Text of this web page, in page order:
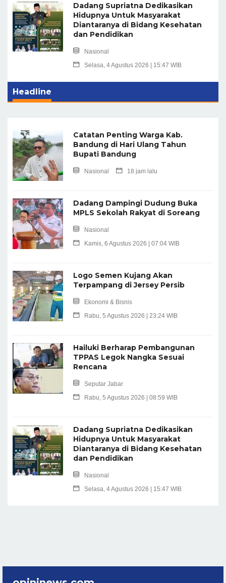
Dadang Supriatna Dedikasikan
Hidupnya Untuk Masyarakat
Diantaranya di Bidang Kesehatan
dan Pendidikan
Nasional
Selasa, 4 Agustus 2026 | 15:47 WIB
Headline
Catatan Penting Warga Kab.
Bandung di Hari Ulang Tahun
Bupati Bandung
Nasional 18 jam lalu
Dadang Dampingi Dudung Buka
MPLS Sekolah Rakyat di Soreang
Nasional
Kamis, 6 Agustus 2026 | 07:04 WIB
Logo Semen Kujang Akan
Terpampang di Jersey Persib
Ekonomi & Bisnis
Rabu, 5 Agustus 2026 | 23:24 WIB
Hailuki Berharap Pembangunan
TPPAS Legok Nangka Sesuai
Rencana
Seputar Jabar
Rabu, 5 Agustus 2026 | 08:59 WIB
Dadang Supriatna Dedikasikan
Hidupnya Untuk Masyarakat
Diantaranya di Bidang Kesehatan
dan Pendidikan
Nasional
Selasa, 4 Agustus 2026 | 15:47 WIB